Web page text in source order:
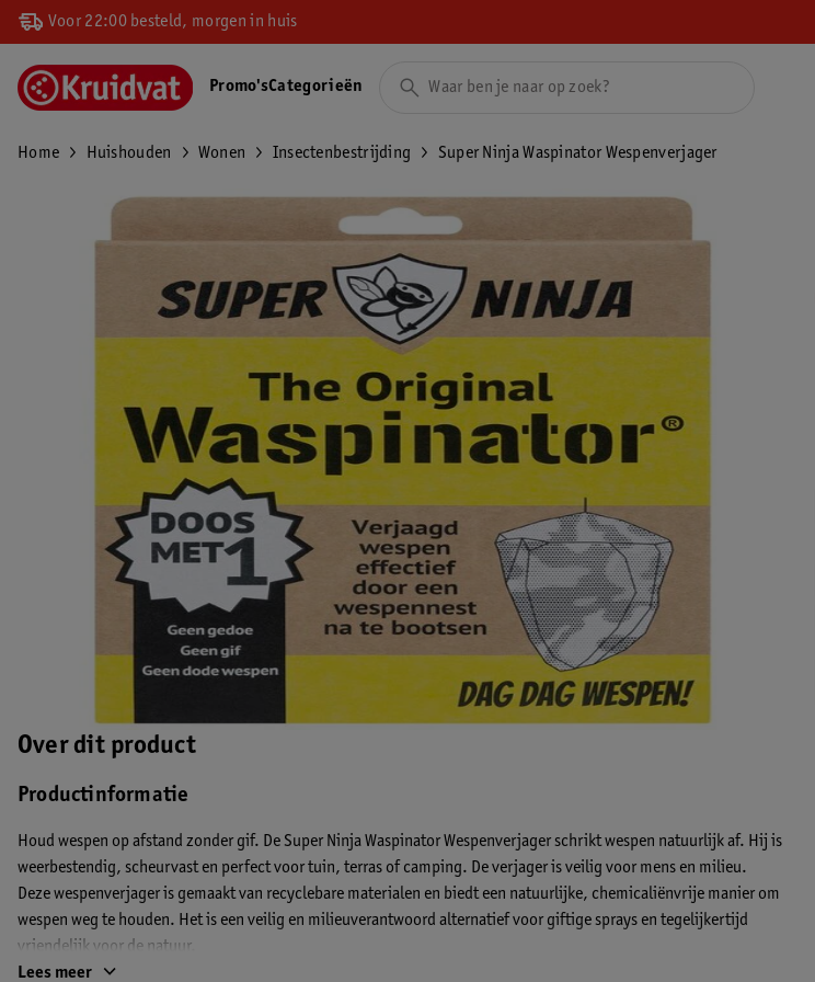
Voor 22:00 besteld, morgen in huis
Promo'sCategorieën
Home Huishouden Wonen Insectenbestrijding Super Ninja Waspinator Wespenverjager
Over dit product
Productinformatie
Houd wespen op afstand zonder gif. De Super Ninja Waspinator Wespenverjager schrikt wespen natuurlijk af. Hij is
weerbestendig, scheurvast en perfect voor tuin, terras of camping. De verjager is veilig voor mens en milieu.
Deze wespenverjager is gemaakt van recyclebare materialen en biedt een natuurlijke, chemicaliënvrije manier om
wespen weg te houden. Het is een veilig en milieuverantwoord alternatief voor giftige sprays en tegelijkertijd
vriendelijk voor de natuur.
Lees meer